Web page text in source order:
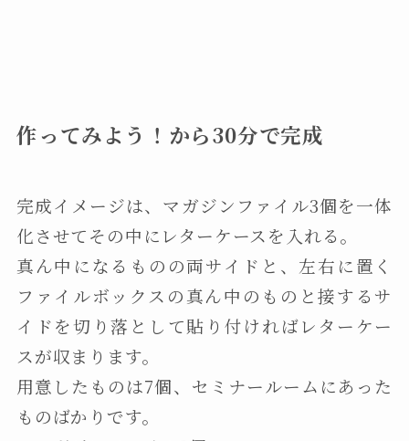
作ってみよう！から30分で完成
完成イメージは、マガジンファイル3個を一体
化させてその中にレターケースを入れる。
真ん中になるものの両サイドと、左右に置く
ファイルボックスの真ん中のものと接するサ
イドを切り落として貼り付ければレターケー
スが収まります。
用意したものは7個、セミナールームにあった
ものばかりです。